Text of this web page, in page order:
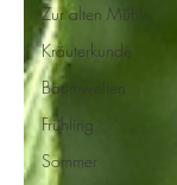
Zur alten Mühle
Kräuterkunde
Baumwelten
Frühling
Sommer